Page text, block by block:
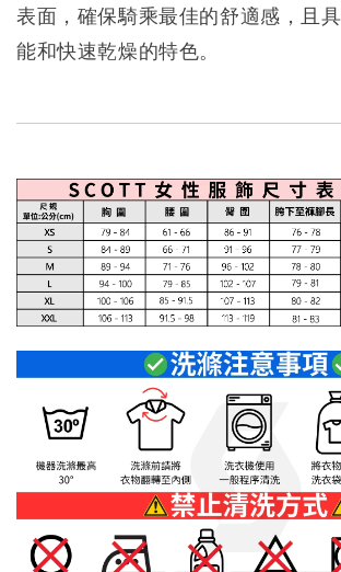
表面，確保騎乘最佳的舒適感，且
能和快速乾燥的特色。